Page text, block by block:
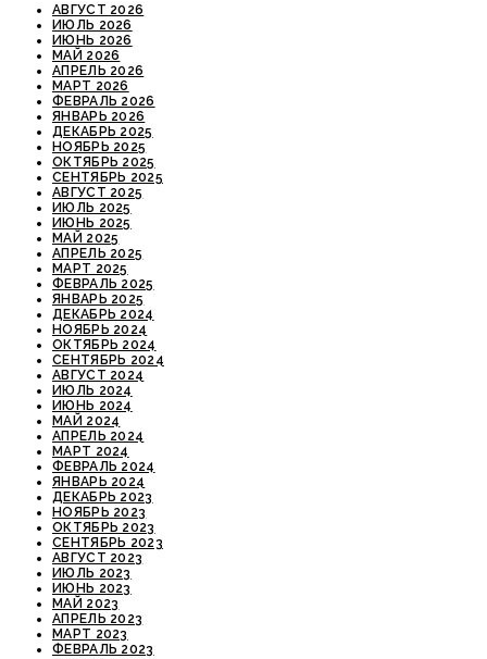
АВГУСТ 2026
ИЮЛЬ 2026
ИЮНЬ 2026
МАЙ 2026
АПРЕЛЬ 2026
МАРТ 2026
ФЕВРАЛЬ 2026
ЯНВАРЬ 2026
ДЕКАБРЬ 2025
НОЯБРЬ 2025
ОКТЯБРЬ 2025
СЕНТЯБРЬ 2025
АВГУСТ 2025
ИЮЛЬ 2025
ИЮНЬ 2025
МАЙ 2025
АПРЕЛЬ 2025
МАРТ 2025
ФЕВРАЛЬ 2025
ЯНВАРЬ 2025
ДЕКАБРЬ 2024
НОЯБРЬ 2024
ОКТЯБРЬ 2024
СЕНТЯБРЬ 2024
АВГУСТ 2024
ИЮЛЬ 2024
ИЮНЬ 2024
МАЙ 2024
АПРЕЛЬ 2024
МАРТ 2024
ФЕВРАЛЬ 2024
ЯНВАРЬ 2024
ДЕКАБРЬ 2023
НОЯБРЬ 2023
ОКТЯБРЬ 2023
СЕНТЯБРЬ 2023
АВГУСТ 2023
ИЮЛЬ 2023
ИЮНЬ 2023
МАЙ 2023
АПРЕЛЬ 2023
МАРТ 2023
ФЕВРАЛЬ 2023